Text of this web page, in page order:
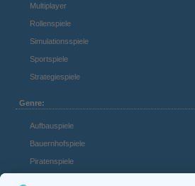
Multiplayer
Rollenspiele
Simulationsspiele
Sportspiele
Strategiespiele
Genre:
Aufbauspiele
Bauernhofspiele
Piratenspiele